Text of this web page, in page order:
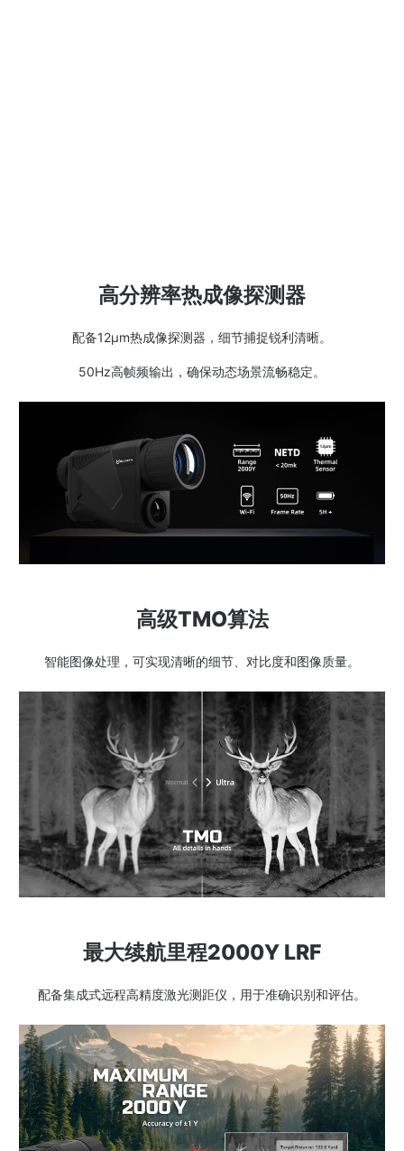
高分辨率热成像探测器
配备12μm热成像探测器，细节捕捉锐利清晰。
50Hz高帧频输出，确保动态场景流畅稳定。
高级TMO算法
智能图像处理，可实现清晰的细节、对比度和图像质量。
最大续航里程2000Y LRF
配备集成式远程高精度激光测距仪，用于准确识别和评估。